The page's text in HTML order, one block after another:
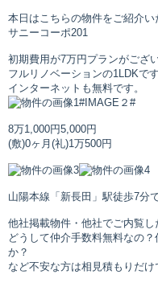
本日はこちらの物件をご紹介い
サニーコーポ201
初期費用が7万円プランがござい
フルリノベーションの1LDKです
インターネットも無料です。
#IMAGE２#
8万1,000円5,000円
(敷)0ヶ月 (礼)1万500円
山陽本線「新長田」駅徒歩7分
他社掲載物件・他社でご内覧
どうして仲介手数料無料なの
か？
など不安な方は相見積もりだけ